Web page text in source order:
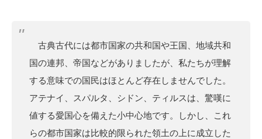
古典古代には都市国家の共和国や王国、地域共和
国の連邦、帝国などがありましたが、私たちが理解
する意味での国民はほとんど存在しませんでした。
アテナイ、スパルタ、シドン、ティルスは、驚嘆に
値する愛国心を備えた小中心地です。しかし、これ
らの都市国家は比較的限られた領土の上に成立した